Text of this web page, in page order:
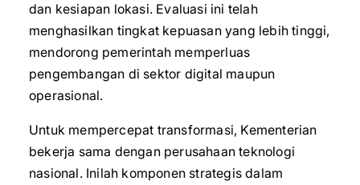
dan kesiapan lokasi. Evaluasi ini telah
menghasilkan tingkat kepuasan yang lebih tinggi,
mendorong pemerintah memperluas
pengembangan di sektor digital maupun
operasional.
Untuk mempercepat transformasi, Kementerian
bekerja sama dengan perusahaan teknologi
nasional. Inilah komponen strategis dalam